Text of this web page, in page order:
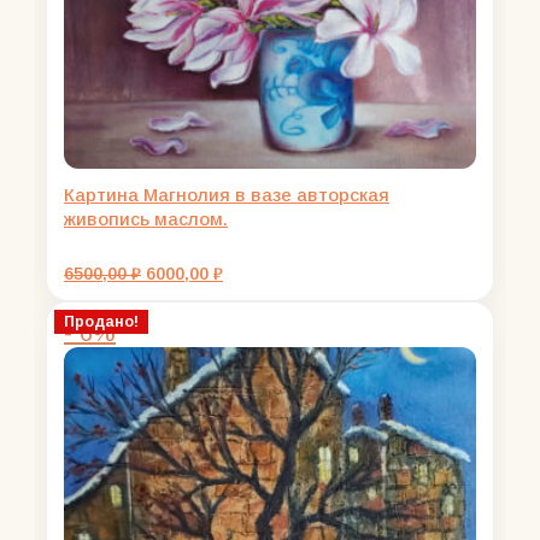
Картина Магнолия в вазе авторская
живопись маслом.
6500,00₽ Первоначальная
составляла
6500,00 ₽.
6000,00 ₽Текущая
Продано!
- 6%